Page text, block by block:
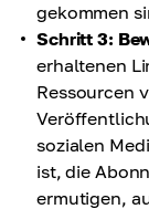
gekommen
Schritt 3:
erhaltenen
Ressourcen
sozialen
ist, die
ermutigen,